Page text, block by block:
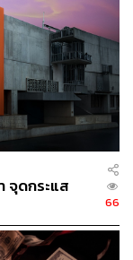
ทำให้เด็กเกิด
แย่ลง โดย ดร.
Medical Royal
ำหรับเด็ก ทั้งเข้า
ไม่ให้เด็กๆ ทำ
ปข้างนอก ไม่
ฎหมายและ
องว่างประเด็น
ลฯ แต่การเปิดรับ
จุดกระแส
66